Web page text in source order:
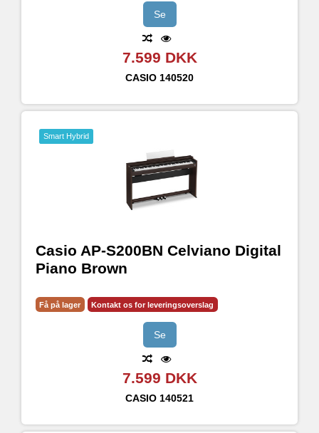
Se
7.599 DKK
CASIO 140520
Smart Hybrid
Casio AP-S200BN Celviano Digital
Piano Brown
Få på lager Kontakt os for leveringsoverslag
Se
7.599 DKK
CASIO 140521